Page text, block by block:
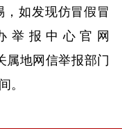
如发现仿冒假冒
举报中心官网
属地网信举报部门
。